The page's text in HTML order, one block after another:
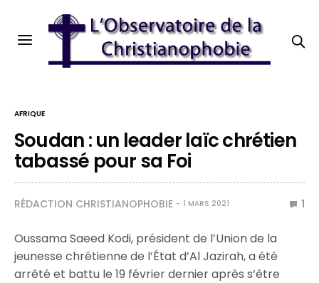
AFRIQUE
Soudan : un leader laïc chrétien
tabassé pour sa Foi
RÉDACTION CHRISTIANOPHOBIE 1 MARS 2021 1
Oussama Saeed Kodi, président de l’Union de la
jeunesse chrétienne de l’État d’Al Jazirah, a été
arrêté et battu le 19 février dernier après s’être